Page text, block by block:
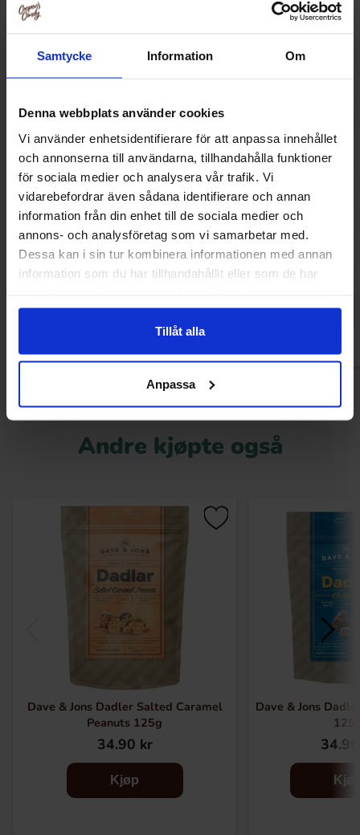
Samtycke Information Om
Denna webbplats använder cookies
Vi använder enhetsidentifierare för att anpassa innehållet
och annonserna till användarna, tillhandahålla funktioner
för sociala medier och analysera vår trafik. Vi
vidarebefordrar även sådana identifierare och annan
information från din enhet till de sociala medier och
annons- och analysföretag som vi samarbetar med.
Dessa kan i sin tur kombinera informationen med annan
information som du har tillhandahållit eller som de har
Tillåt alla
Anpassa
Redhead Chips Sourcream & Onion Chips
150g
44.90 kr
Kjøp
Tiger Chips
Andre kjøpte også
Dave & Jons Dadler Salted Caramel
Peanuts 125g
34.90 kr
Kjøp
Dave & Jons